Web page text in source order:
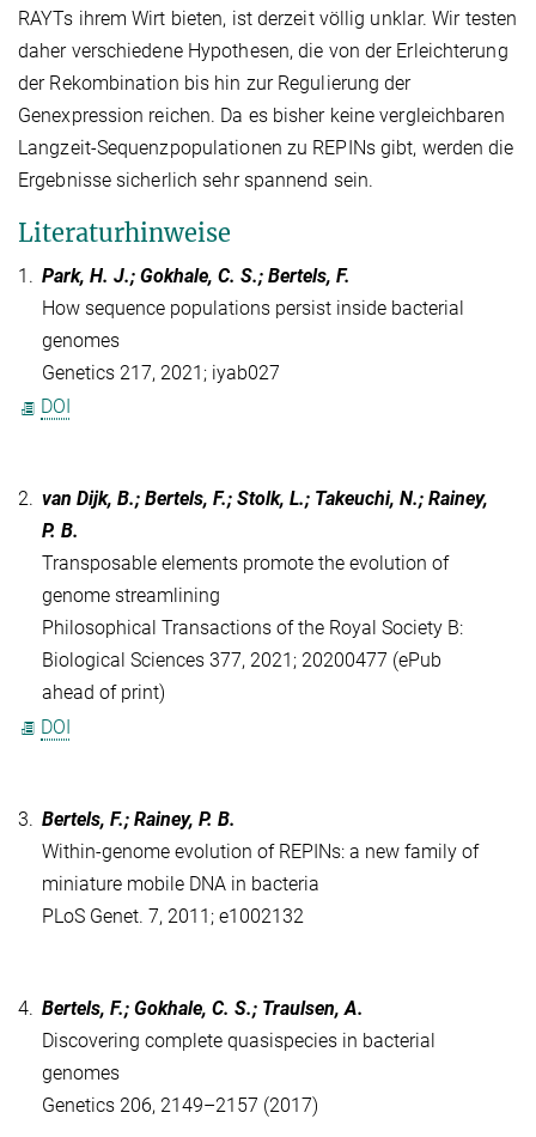
RAYTs ihrem Wirt bieten, ist derzeit völlig unklar. Wir testen
daher verschiedene Hypothesen, die von der Erleichterung
der Rekombination bis hin zur Regulierung der
Genexpression reichen. Da es bisher keine vergleichbaren
Langzeit-Sequenzpopulationen zu REPINs gibt, werden die
Ergebnisse sicherlich sehr spannend sein.
Literaturhinweise
1. Park, H. J.; Gokhale, C. S.; Bertels, F.
How sequence populations persist inside bacterial
genomes
Genetics 217, 2021; iyab027
DOI
2. van Dijk, B.; Bertels, F.; Stolk, L.; Takeuchi, N.; Rainey,
P. B.
Transposable elements promote the evolution of
genome streamlining
Philosophical Transactions of the Royal Society B:
Biological Sciences 377, 2021; 20200477 (ePub
ahead of print)
DOI
3. Bertels, F.; Rainey, P. B.
Within-genome evolution of REPINs: a new family of
miniature mobile DNA in bacteria
PLoS Genet. 7, 2011; e1002132
4. Bertels, F.; Gokhale, C. S.; Traulsen, A.
Discovering complete quasispecies in bacterial
genomes
Genetics 206, 2149–2157 (2017)